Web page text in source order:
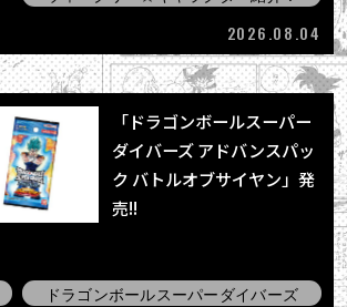
2026.08.04
「ドラゴンボールスーパー
ダイバーズ アドバンスパッ
ク バトルオブサイヤン」発
売!!
ドラゴンボールスーパーダイバーズ